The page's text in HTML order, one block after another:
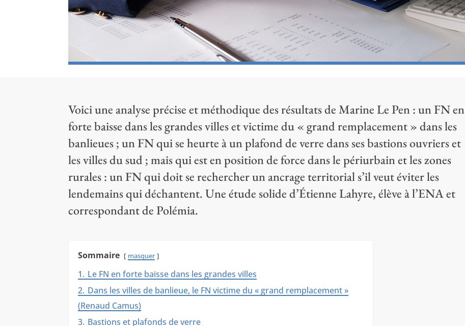
Voici une analyse précise et méthodique des résultats de Marine Le Pen : un FN en
forte baisse dans les grandes villes et victime du « grand remplacement » dans les
banlieues ; un FN qui se heurte à un plafond de verre dans ses bastions ouvriers et
les villes du sud ; mais qui est en position de force dans le périurbain et les zones
rurales : un FN qui doit se rechercher un ancrage territorial s’il veut éviter les
lendemains qui déchantent. Une étude solide d’Étienne Lahyre, élève à l’ENA et
correspondant de Polémia.
Sommaire masquer
1. Le FN en forte baisse dans les grandes villes
2. Dans les villes de banlieue, le FN victime du « grand remplacement »
(Renaud Camus)
3. Bastions et plafonds de verre